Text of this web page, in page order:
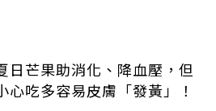
日芒果助消化、降血壓，但
心吃多容易皮膚「發黃」！